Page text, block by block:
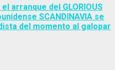
arranque del GLORIOUS
SCANDINAVIA se
del momento al galopar